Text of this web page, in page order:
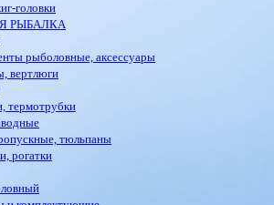
головки
РЫБАЛКА
рыболовные, аксессуары
вертлюги
термотрубки
тюльпаны
рогатки